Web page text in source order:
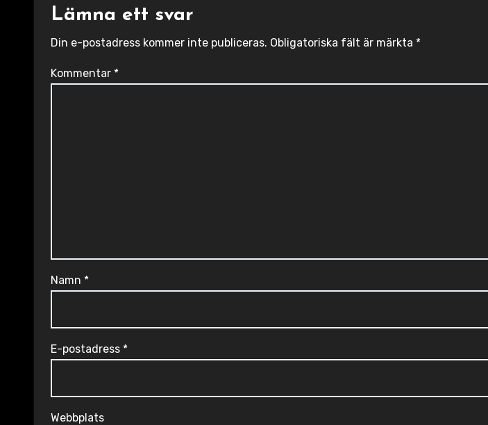
Lämna ett svar
Din e-postadress kommer inte publiceras. Obligatoriska fält är märkta *
Kommentar *
Namn *
E-postadress *
Webbplats